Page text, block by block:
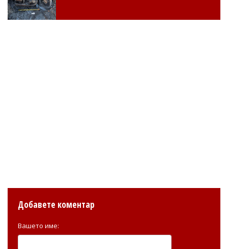
Добавете коментар
Вашето име: